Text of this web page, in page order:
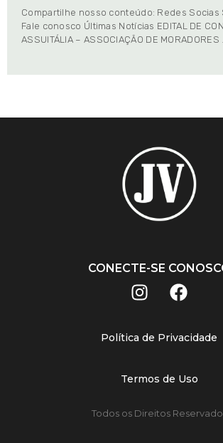
Compartilhe nosso conteúdo: Redes Socias
Fale conosco Últimas Notícias EDITAL DE
ASSUITÁLIA – ASSOCIAÇÃO DE MORADORES …
CONECTE-SE
Política de Privacidade
Termos de Uso
Todos os Direitos